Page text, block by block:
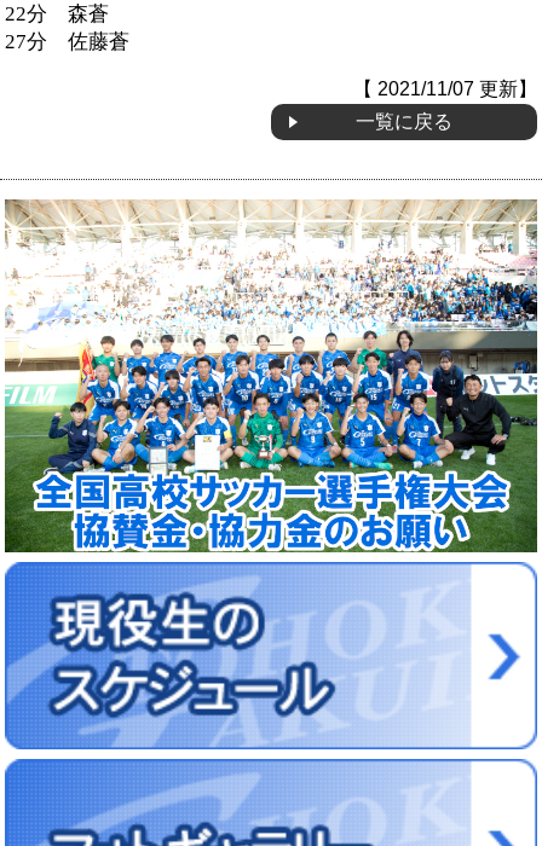
22分 森蒼
27分 佐藤蒼
【 2021/11/07 更新】
一覧に戻る